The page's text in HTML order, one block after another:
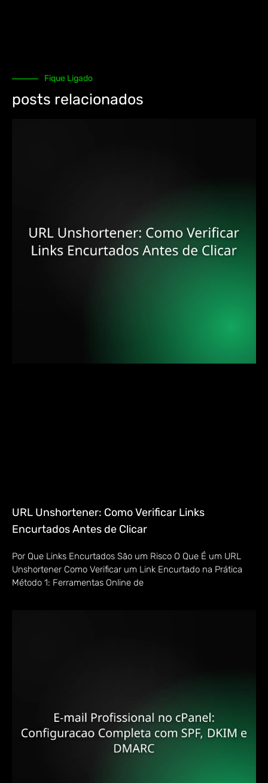
Fique Ligado
posts relacionados
URL Unshortener: Como Verificar Links
Encurtados Antes de Clicar
Por Que Links Encurtados São um Risco O Que É um URL
Unshortener Como Verificar um Link Encurtado na Prática
Método 1: Ferramentas Online de